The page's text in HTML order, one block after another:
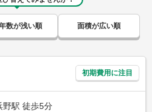
数が浅い順 面積が広い順
初期費用に注目
野駅 徒歩5分